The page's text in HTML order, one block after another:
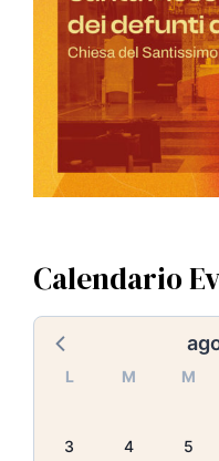
Calendario
L M M
3
4 5